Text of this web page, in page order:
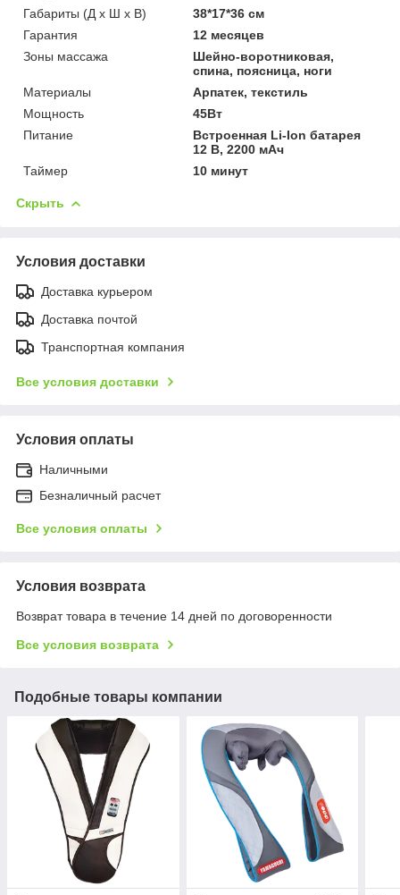
Габариты (Д х Ш х В)
38*17*36 см
Гарантия
12 месяцев
Зоны массажа
Шейно-воротниковая,
спина, поясница, ноги
Материалы
Арпатек, текстиль
Мощность
45Вт
Питание
Встроенная Li-Ion батарея
12 В, 2200 мАч
Таймер
10 минут
Скрыть
Условия доставки
Доставка курьером
Доставка почтой
Транспортная компания
Все условия доставки
Условия оплаты
Наличными
Безналичный расчет
Все условия оплаты
Условия возврата
Возврат товара в течение 14 дней по договоренности
Все условия возврата
Подобные товары компании